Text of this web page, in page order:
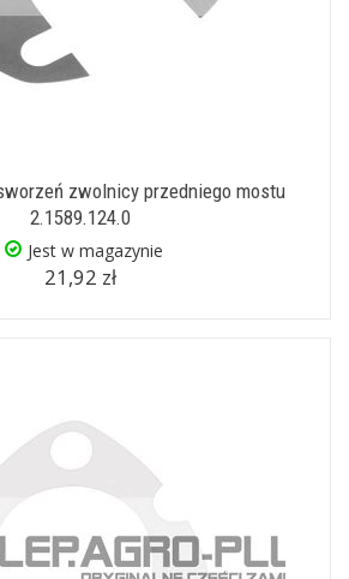
zwolnicy przedniego mostu
2.1589.124.0
Jest w magazynie
21,92 zł